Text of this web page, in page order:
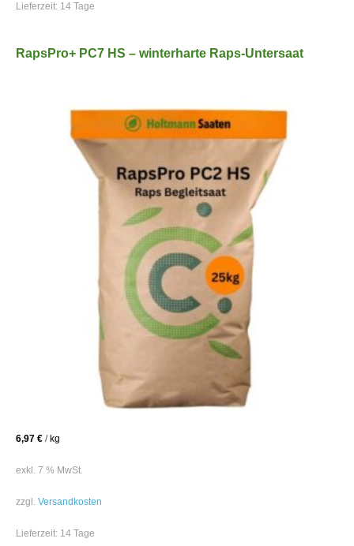
Lieferzeit: 14 Tage
RapsPro+ PC7 HS – winterharte Raps-Untersaat
6,97 € / kg
exkl. 7 % MwSt.
zzgl. Versandkosten
Lieferzeit: 14 Tage